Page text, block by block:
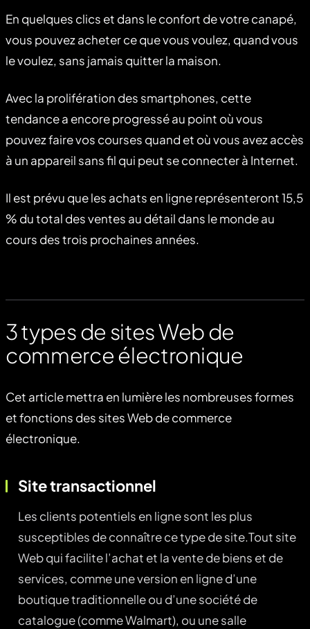
En quelques clics et dans le confort de votre canapé,
vous pouvez acheter ce que vous voulez, quand vous
le voulez, sans jamais quitter la maison.
Avec la prolifération des smartphones, cette
tendance a encore progressé au point où vous
pouvez faire vos courses quand et où vous avez accès
à un appareil sans fil qui peut se connecter à Internet.
Il est prévu que les achats en ligne représenteront 15,5
% du total des ventes au détail dans le monde au
cours des trois prochaines années.
3 types de sites Web de
commerce électronique
Cet article mettra en lumière les nombreuses formes
et fonctions des sites Web de commerce
électronique.
Site transactionnel
Les clients potentiels en ligne sont les plus
susceptibles de connaître ce type de site.Tout site
Web qui facilite l’achat et la vente de biens et de
services, comme une version en ligne d’une
boutique traditionnelle ou d’une société de
catalogue (comme Walmart), ou une salle